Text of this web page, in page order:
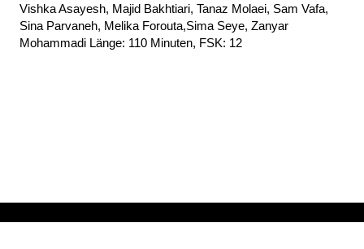
Vishka Asayesh, Majid Bakhtiari, Tanaz Molaei, Sam Vafa,
Sina Parvaneh, Melika Forouta,Sima Seye, Zanyar
Mohammadi Länge: 110 Minuten, FSK: 12